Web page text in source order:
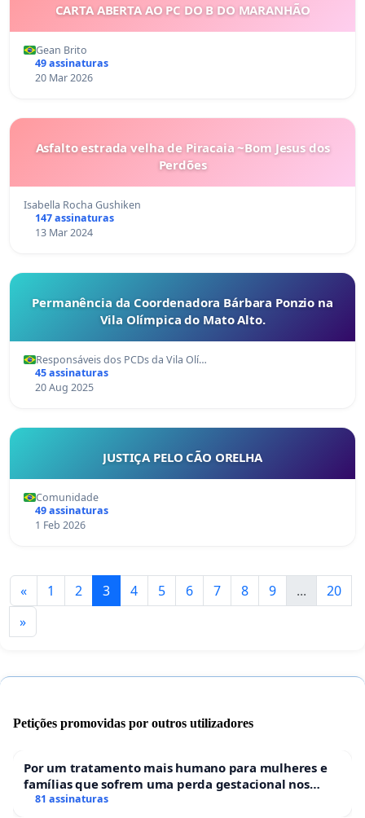
CARTA ABERTA AO PC DO B DO MARANHÃO
Gean Brito
49 assinaturas
20 Mar 2026
Asfalto estrada velha de Piracaia ~Bom Jesus dos
Perdões
Isabella Rocha Gushiken
147 assinaturas
13 Mar 2024
Permanência da Coordenadora Bárbara Ponzio na
Vila Olímpica do Mato Alto.
Responsáveis dos PCDs da Vila Olí…
45 assinaturas
20 Aug 2025
JUSTIÇA PELO CÃO ORELHA
Comunidade
49 assinaturas
1 Feb 2026
« 1 2 3 4 5 6 7 8 9 ...
20
»
Petições promovidas por outros utilizadores
Por um tratamento mais humano para mulheres e
famílias que sofrem uma perda gestacional nos
hospitais portugueses
81 assinaturas